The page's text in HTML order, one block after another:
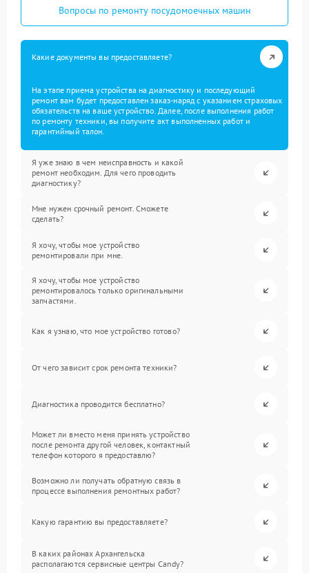
Вопросы по ремонту посудомоечных машин
Какие документы вы предоставляете?
На этапе приема устройства на диагностику и последующий
ремонт вам будет предоставлен заказ-наряд с указанием страховых
обязательств на ваше устройство. Далее, после выполнения работ
по ремонту техники, вы получите акт выполненных работ и
гарантийный талон.
Я уже знаю в чем неисправность и какой
ремонт необходим. Для чего проводить
диагностику?
Мне нужен срочный ремонт. Сможете
сделать?
Я хочу, чтобы мое устройство
ремонтировали при мне.
Я хочу, чтобы мое устройство
ремонтировалось только оригинальными
запчастями.
Как я узнаю, что мое устройство готово?
От чего зависит срок ремонта техники?
Диагностика проводится бесплатно?
Может ли вместо меня принять устройство
после ремонта другой человек, контактный
телефон которого я предоставлю?
Возможно ли получать обратную связь в
процессе выполнения ремонтных работ?
Какую гарантию вы предоставляете?
В каких районах Архангельска
располагаются сервисные центры Candy?